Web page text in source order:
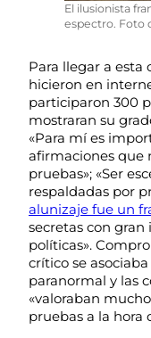
El ilusionista
espectro. Foto
Para llegar a esta
hicieron en
participaron 300
mostraran su
«Para mí es
afirmaciones que
pruebas»; «Ser
respaldadas por
alunizaje fue un
secretas con gran
políticas».
crítico se
paranormal y las
«valoraban
pruebas a la hora